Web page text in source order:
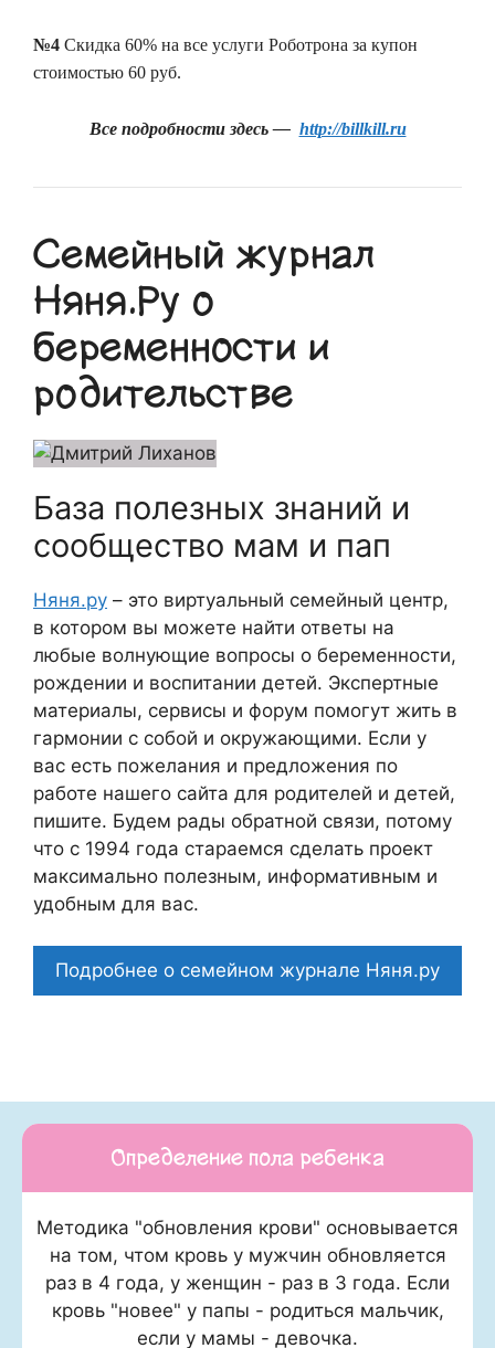
№4 Скидка 60% на все услуги Роботрона за купон
стоимостью 60 руб.
Все подробности здесь — http://billkill.ru
Семейный журнал
Няня.Ру о
беременности и
родительстве
База полезных знаний и
сообщество мам и пап
Няня.ру – это виртуальный семейный центр,
в котором вы можете найти ответы на
любые волнующие вопросы о беременности,
рождении и воспитании детей. Экспертные
материалы, сервисы и форум помогут жить в
гармонии с собой и окружающими. Если у
вас есть пожелания и предложения по
работе нашего сайта для родителей и детей,
пишите. Будем рады обратной связи, потому
что c 1994 года стараемся сделать проект
максимально полезным, информативным и
удобным для вас.
Подробнее о семейном журнале Няня.ру
Определение пола ребенка
Методика "обновления крови" основывается
на том, чтом кровь у мужчин обновляется
раз в 4 года, у женщин - раз в 3 года. Если
кровь "новее" у папы - родиться мальчик,
если у мамы - девочка.